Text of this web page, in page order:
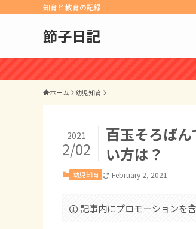
知育と教育の記録
節子日記
ホーム 幼児知育
百玉そろば
い方は？
2021
2/02
幼児知育 February 2, 2021
記事内にプロモーションを